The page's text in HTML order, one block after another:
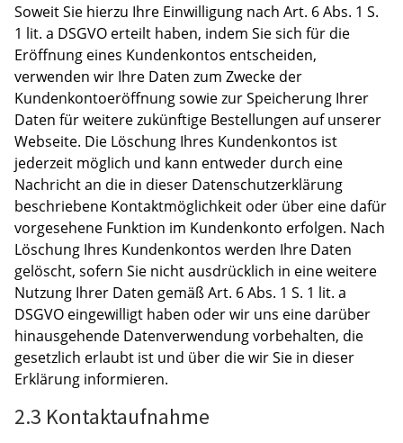
Soweit Sie hierzu Ihre Einwilligung nach Art. 6 Abs. 1 S.
1 lit. a DSGVO erteilt haben, indem Sie sich für die
Eröffnung eines Kundenkontos entscheiden,
verwenden wir Ihre Daten zum Zwecke der
Kundenkontoeröffnung sowie zur Speicherung Ihrer
Daten für weitere zukünftige Bestellungen auf unserer
Webseite. Die Löschung Ihres Kundenkontos ist
jederzeit möglich und kann entweder durch eine
Nachricht an die in dieser Datenschutzerklärung
beschriebene Kontaktmöglichkeit oder über eine dafür
vorgesehene Funktion im Kundenkonto erfolgen. Nach
Löschung Ihres Kundenkontos werden Ihre Daten
gelöscht, sofern Sie nicht ausdrücklich in eine weitere
Nutzung Ihrer Daten gemäß Art. 6 Abs. 1 S. 1 lit. a
DSGVO eingewilligt haben oder wir uns eine darüber
hinausgehende Datenverwendung vorbehalten, die
gesetzlich erlaubt ist und über die wir Sie in dieser
Erklärung informieren.
2.3 Kontaktaufnahme